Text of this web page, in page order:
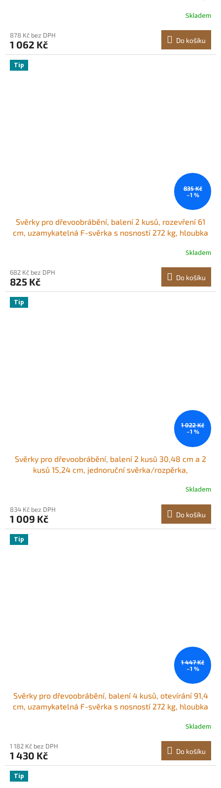
dřevěné svěrky pro dřevoobrábění a kovobráběníSkladem
878 Kč bez DPH
1 062 Kč Do košíku
Tip
835 Kč
–1 %
Svěrky pro dřevoobrábění, balení 2 kusů, rozevření 61
cm, uzamykatelná F-svěrka s nosností 272 kg, hloubka
Skladem
682 Kč bez DPH
825 Kč Do košíku
Tip
1 022 Kč
–1 %
Svěrky pro dřevoobrábění, balení 2 kusů 30,48 cm a 2
kusů 15,24 cm, jednoruční svěrka/rozpěrka,
prémiový plast a ocel, pro dřevoobrábění a kovobrábění
Skladem
834 Kč bez DPH
1 009 Kč Do košíku
Tip
1 447 Kč
–1 %
Svěrky pro dřevoobrábění, balení 4 kusů, otevírání 91,4
cm, uzamykatelná F-svěrka s nosností 272 kg, hloubka
Skladem
1 182 Kč bez DPH
1 430 Kč Do košíku
Tip